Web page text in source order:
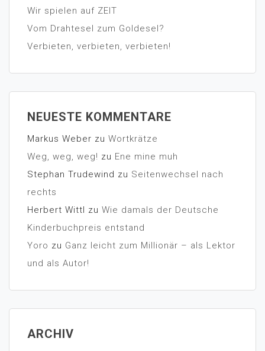
Wir spielen auf ZEIT
Vom Drahtesel zum Goldesel?
Verbieten, verbieten, verbieten!
NEUESTE KOMMENTARE
Markus Weber zu Wortkrätze
Weg, weg, weg! zu Ene mine muh
Stephan Trudewind zu Seitenwechsel nach
rechts
Herbert Wittl zu Wie damals der Deutsche
Kinderbuchpreis entstand
Yoro zu Ganz leicht zum Millionär – als Lektor
und als Autor!
ARCHIV